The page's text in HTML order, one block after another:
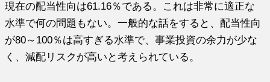
現在の配当性向は61.16％である。これは非常に適正な
水準で何の問題もない。一般的な話をすると、配当性向
が80～100％は高すぎる水準で、事業投資の余力が少な
く、減配リスクが高いと考えられている。